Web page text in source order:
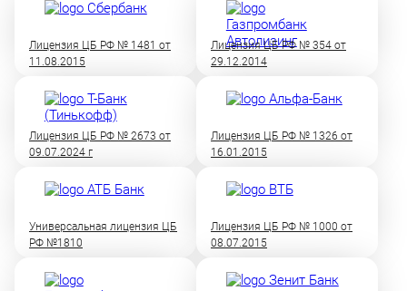
Лицензия ЦБ РФ № 1481 от
11.08.2015
Лицензия ЦБ РФ № 354 от
29.12.2014
Лицензия ЦБ РФ № 2673 от
09.07.2024 г
Лицензия ЦБ РФ № 1326 от
16.01.2015
Универсальная лицензия ЦБ
РФ №1810
Лицензия ЦБ РФ № 1000 от
08.07.2015